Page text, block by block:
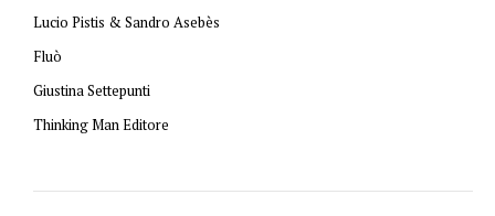
Lucio Pistis & Sandro Asebès
Fluò
Giustina Settepunti
Thinking Man Editore